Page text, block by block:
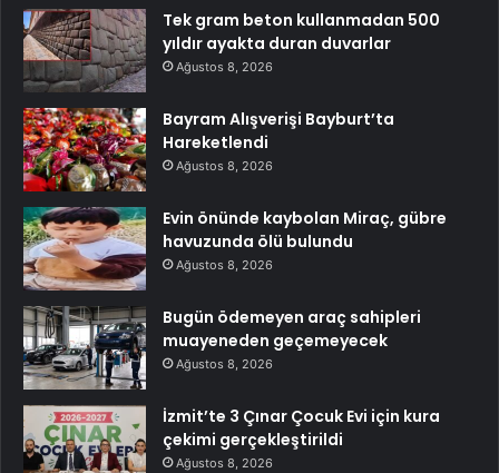
Tek gram beton kullanmadan 500
yıldır ayakta duran duvarlar
Ağustos 8, 2026
Bayram Alışverişi Bayburt’ta
Hareketlendi
Ağustos 8, 2026
Evin önünde kaybolan Miraç, gübre
havuzunda ölü bulundu
Ağustos 8, 2026
Bugün ödemeyen araç sahipleri
muayeneden geçemeyecek
Ağustos 8, 2026
İzmit’te 3 Çınar Çocuk Evi için kura
çekimi gerçekleştirildi
Ağustos 8, 2026